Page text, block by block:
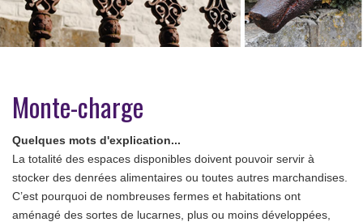
Monte-charge
Quelques mots d'explication...
La totalité des espaces disponibles doivent pouvoir servir à
stocker des denrées alimentaires ou toutes autres marchandises.
C’est pourquoi de nombreuses fermes et habitations ont
aménagé des sortes de lucarnes, plus ou moins développées,